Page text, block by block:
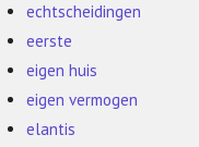
echtscheidingen
eerste
eigen huis
eigen vermogen
elantis